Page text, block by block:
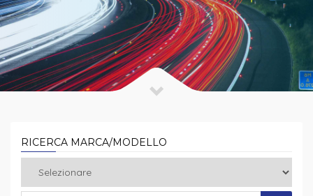
RICERCA MARCA/MODELLO